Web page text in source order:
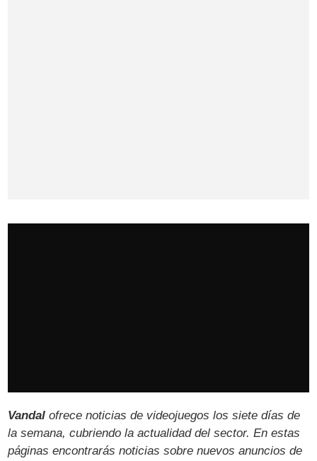
Vandal ofrece noticias de videojuegos los siete días de
la semana, cubriendo la actualidad del sector. En estas
páginas encontrarás noticias sobre nuevos anuncios de